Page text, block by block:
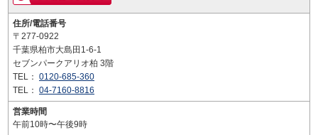
住所/電話番号
〒277-0922
千葉県柏市大島田1-6-1
セブンパークアリオ柏 3階
TEL： 0120-685-360
TEL： 04-7160-8816
営業時間
午前10時〜午後9時